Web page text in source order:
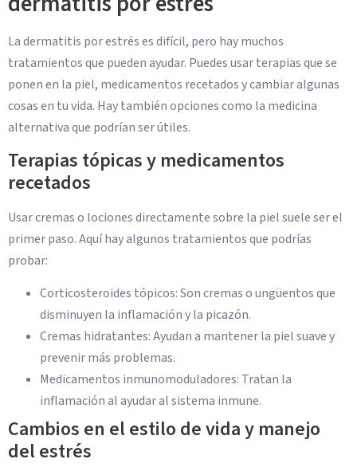
La dermatitis por estrés es difícil, pero hay muchos
tratamientos que pueden ayudar. Puedes usar terapias que se
ponen en la piel, medicamentos recetados y cambiar algunas
cosas en tu vida. Hay también opciones como la medicina
alternativa que podrían ser útiles.
Terapias tópicas y medicamentos
recetados
Usar cremas o lociones directamente sobre la piel suele ser el
primer paso. Aquí hay algunos tratamientos que podrías
probar:
Corticosteroides tópicos: Son cremas o ungüentos que
disminuyen la inflamación y la picazón.
Cremas hidratantes: Ayudan a mantener la piel suave y
prevenir más problemas.
Medicamentos inmunomoduladores: Tratan la
inflamación al ayudar al sistema inmune.
Cambios en el estilo de vida y manejo
del estrés